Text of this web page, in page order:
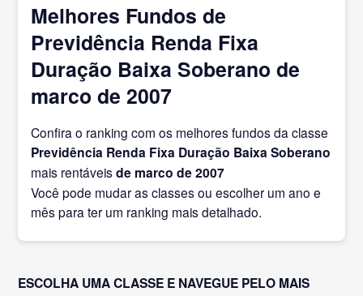
Melhores Fundos de
Previdência Renda Fixa
Duração Baixa Soberano de
marco de 2007
Confira o ranking com os melhores fundos da classe
Previdência Renda Fixa Duração Baixa Soberano
mais rentáveisde marco de 2007
Você pode mudar as classes ou escolher um ano e
mês para ter um ranking mais detalhado.
ESCOLHA UMA CLASSE E NAVEGUE PELO MAIS